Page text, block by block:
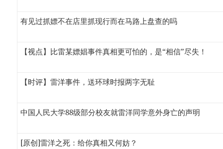
有见过抓嫖不在店里抓现行而在马路上盘查的吗
【视点】比雷某嫖娼事件真相更可怕的，是“相信”尽失！
【时评】雷洋事件，送环球时报两字无耻
中国人民大学88级部分校友就雷洋同学意外身亡的声明
[原创]雷洋之死：给你真相又何妨？